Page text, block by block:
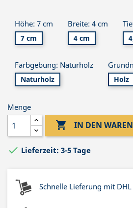
Höhe: 7 cm
7 cm
Breite: 4 cm
4 cm
Farbgebung: Naturholz
Naturholz Holz
Menge
 IN DEN
 Lieferzeit: 3-5 Tage
Schnelle Lieferung mit DHL